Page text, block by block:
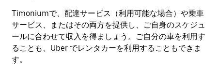
ー
を
閉
じ
ま
す。
Timoniumで、配達サービス（利用可能な場合）や乗車
サービス、またはその両方を提供し、ご自身のスケジュ
ールに合わせて収入を得ましょう。ご自分の車を利用す
ることも、Uber でレンタカーを利用することもできま
す。